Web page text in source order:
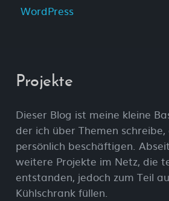
WordPress
Projekte
Dieser Blog ist meine kleine
der ich über Themen schreibe,
persönlich beschäftigen.
weitere Projekte im Netz, die
entstanden, jedoch zum Teil
Kühlschrank füllen.